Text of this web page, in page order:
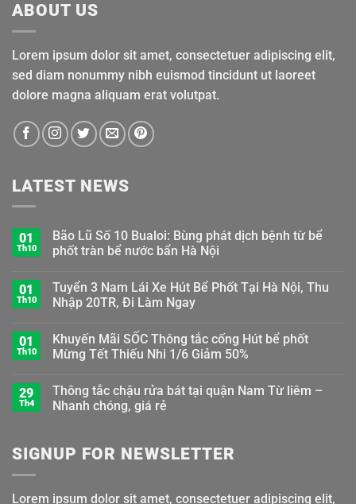
ABOUT US
Lorem ipsum dolor sit amet, consectetuer adipiscing elit,
sed diam nonummy nibh euismod tincidunt ut laoreet
dolore magna aliquam erat volutpat.
LATEST NEWS
01
Th10
Bão Lũ Số 10 Bualoi: Bùng phát dịch bệnh từ bể
phốt tràn bể nước bẩn Hà Nội
01
Th10
Tuyển 3 Nam Lái Xe Hút Bể Phốt Tại Hà Nội, Thu
Nhập 20TR, Đi Làm Ngay
01
Th10
Khuyến Mãi SỐC Thông tắc cống Hút bể phốt
Mừng Tết Thiếu Nhi 1/6 Giảm 50%
29
Th4
Thông tắc chậu rửa bát tại quận Nam Từ liêm –
Nhanh chóng, giá rẻ
SIGNUP FOR NEWSLETTER
Lorem ipsum dolor sit amet, consectetuer adipiscing elit,